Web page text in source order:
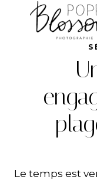
Le temps est